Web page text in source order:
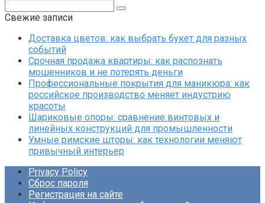
Свежие записи
Доставка цветов: как выбрать букет для разных
событий
Срочная продажа квартиры: как распознать
мошенников и не потерять деньги
Профессиональные покрытия для маникюра: как
российское производство меняет индустрию
красоты
Шариковые опоры: сравнение винтовых и
линейных конструкций для промышленности
Умные римские шторы: как технологии меняют
привычный интерьер
Privacy Policy
Сброс пароля
Регистрация на сайте